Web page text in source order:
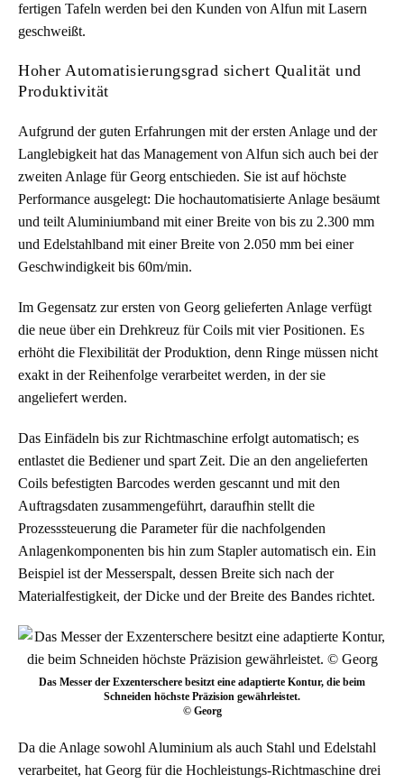
fertigen Tafeln werden bei den Kunden von Alfun mit Lasern
geschweißt.
Hoher Automatisierungsgrad sichert Qualität und
Produktivität
Aufgrund der guten Erfahrungen mit der ersten Anlage und der
Langlebigkeit hat das Management von Alfun sich auch bei der
zweiten Anlage für Georg entschieden. Sie ist auf höchste
Performance ausgelegt: Die hochautomatisierte Anlage besäumt
und teilt Aluminiumband mit einer Breite von bis zu 2.300 mm
und Edelstahlband mit einer Breite von 2.050 mm bei einer
Geschwindigkeit bis 60m/min.
Im Gegensatz zur ersten von Georg gelieferten Anlage verfügt
die neue über ein Drehkreuz für Coils mit vier Positionen. Es
erhöht die Flexibilität der Produktion, denn Ringe müssen nicht
exakt in der Reihenfolge verarbeitet werden, in der sie
angeliefert werden.
Das Einfädeln bis zur Richtmaschine erfolgt automatisch; es
entlastet die Bediener und spart Zeit. Die an den angelieferten
Coils befestigten Barcodes werden gescannt und mit den
Auftragsdaten zusammengeführt, daraufhin stellt die
Prozesssteuerung die Parameter für die nachfolgenden
Anlagenkomponenten bis hin zum Stapler automatisch ein. Ein
Beispiel ist der Messerspalt, dessen Breite sich nach der
Materialfestigkeit, der Dicke und der Breite des Bandes richtet.
Das Messer der Exzenterschere besitzt eine adaptierte Kontur, die beim
Schneiden höchste Präzision gewährleistet.
© Georg
Da die Anlage sowohl Aluminium als auch Stahl und Edelstahl
verarbeitet, hat Georg für die Hochleistungs-Richtmaschine drei